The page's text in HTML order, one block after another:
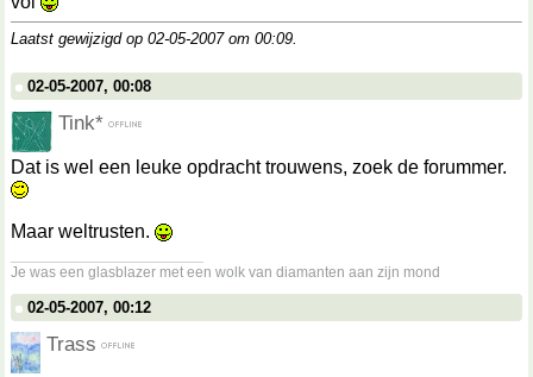
Laatst gewijzigd op 02-05-2007 om 00:09.
02-05-2007, 00:08
Tink*
Dat is wel een leuke opdracht trouwens, zoek de forummer.
Maar weltrusten.
Je was een glasblazer met een wolk van diamanten aan zijn mond
02-05-2007, 00:12
Trass